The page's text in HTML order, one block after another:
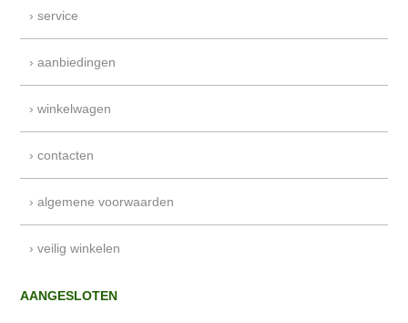
› service
› aanbiedingen
› winkelwagen
› contacten
› algemene voorwaarden
› veilig winkelen
AANGESLOTEN